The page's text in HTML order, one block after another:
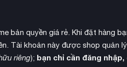
bản quyền giá rẻ. Khi đặt hàng
Tài khoản này được shop quản
riêng); bạn chỉ cần đăng